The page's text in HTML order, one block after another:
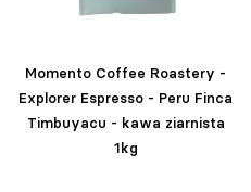
Momento Coffee Roastery -
Explorer Espresso - Peru Finca
Timbuyacu - kawa ziarnista
1kg